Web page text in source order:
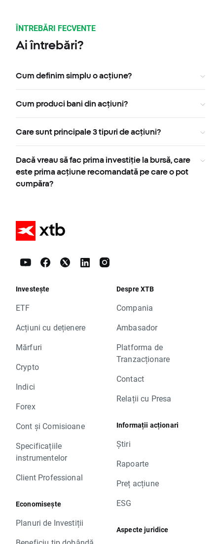
ÎNTREBĂRI FECVENTE
Ai întrebări?
Cum definim simplu o acțiune?
Cum produci bani din acțiuni?
Care sunt principale 3 tipuri de acțiuni?
Dacă vreau să fac prima investiție la bursă, care
este prima acțiune recomandată pe care o pot
cumpăra?
Investește
ETF
Acțiuni cu dețienere
Mărfuri
Crypto
Indici
Forex
Cont și Comisioane
Specificațiile
instrumentelor
Client Professional
Economisește
Planuri de Investiții
Despre XTB
Compania
Ambasador
Platforma de
Tranzacționare
Contact
Relații cu Presa
Informații acționari
Știri
Rapoarte
Preț acțiune
ESG
Aspecte juridice